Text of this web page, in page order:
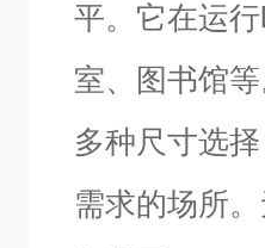
平。它在运
室、图书馆
多种尺寸选
需求的场所